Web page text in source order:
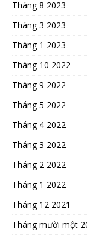
Tháng 8 2023
Tháng 3 2023
Tháng 1 2023
Tháng 10 2022
Tháng 9 2022
Tháng 5 2022
Tháng 4 2022
Tháng 3 2022
Tháng 2 2022
Tháng 1 2022
Tháng 12 2021
Tháng mười một